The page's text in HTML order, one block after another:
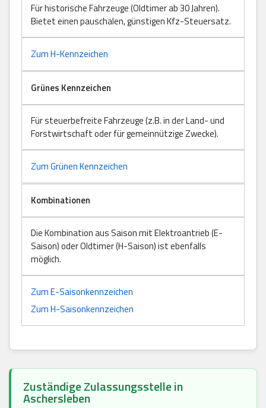
Für historische Fahrzeuge (Oldtimer ab 30 Jahren).
Bietet einen pauschalen, günstigen Kfz-Steuersatz.
Zum H-Kennzeichen
Grünes Kennzeichen
Für steuerbefreite Fahrzeuge (z.B. in der Land- und
Forstwirtschaft oder für gemeinnützige Zwecke).
Zum Grünen Kennzeichen
Kombinationen
Die Kombination aus Saison mit Elektroantrieb (E-
Saison) oder Oldtimer (H-Saison) ist ebenfalls
möglich.
Zum E-Saisonkennzeichen
Zum H-Saisonkennzeichen
Zuständige Zulassungsstelle in
Aschersleben